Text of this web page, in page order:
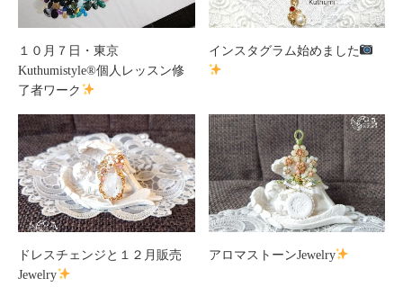
１０月７日・東京
Kuthumistyle®個人レッスン修
了者ワーク
インスタグラム始めました
ドレスチェンジと１２月販売
Jewelry
アロマストーンJewelry